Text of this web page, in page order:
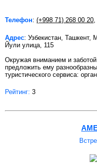
Телефон: (+998 71) 268 00 20
Адрес: Узбекистан, Ташкент,
Йули улица, 115
Окружая вниманием и
предложить ему
туристического сервиса:
Рейтинг: 3